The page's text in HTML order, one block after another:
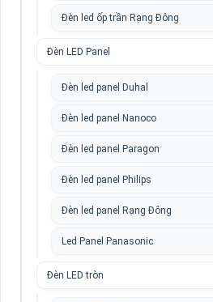
Đèn led ốp trần Rạng Đông
Đèn LED Panel
Đèn led panel Duhal
Đèn led panel Nanoco
Đèn led panel Paragon
Đèn led panel Philips
Đèn led panel Rạng Đông
Led Panel Panasonic
Đèn LED tròn